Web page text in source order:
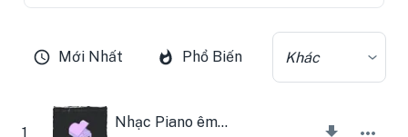
Mới Nhất Phổ Biến Khác
1
Nhạc Piano êm dịu